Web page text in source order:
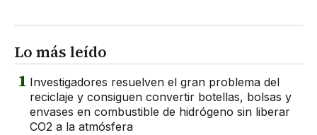
Lo más leído
1 Investigadores resuelven el gran problema del
reciclaje y consiguen convertir botellas, bolsas y
envases en combustible de hidrógeno sin liberar
CO2 a la atmósfera